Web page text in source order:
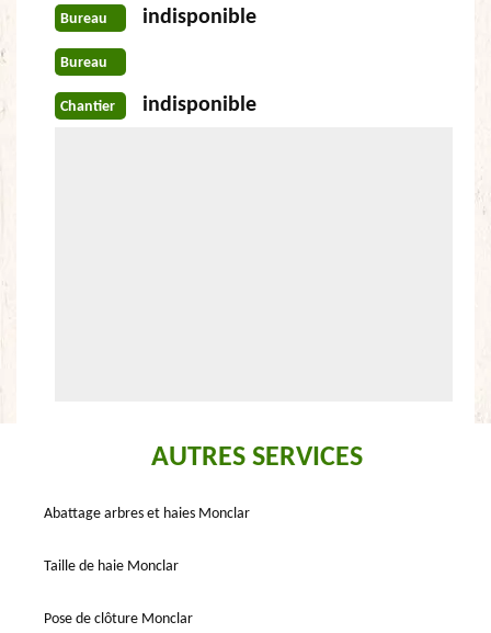
Bureau indisponible
Bureau
Chantier indisponible
AUTRES SERVICES
Abattage arbres et haies Monclar
Taille de haie Monclar
Pose de clôture Monclar